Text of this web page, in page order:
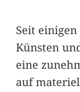
Seit
Künsten
eine
auf